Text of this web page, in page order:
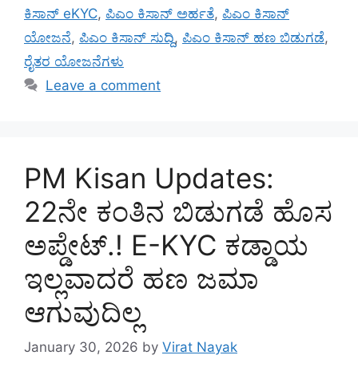
ಕಿಸಾನ್ eKYC, ಪಿಎಂ ಕಿಸಾನ್ ಅರ್ಹತೆ, ಪಿಎಂ ಕಿಸಾನ್
ಯೋಜನೆ, ಪಿಎಂ ಕಿಸಾನ್ ಸುದ್ದಿ, ಪಿಎಂ ಕಿಸಾನ್ ಹಣ ಬಿಡುಗಡೆ,
ರೈತರ ಯೋಜನೆಗಳು
Leave a comment
PM Kisan Updates:
22ನೇ ಕಂತಿನ ಬಿಡುಗಡೆ ಹೊಸ
ಅಪ್ಡೇಟ್.! E-KYC ಕಡ್ಡಾಯ
ಇಲ್ಲವಾದರೆ ಹಣ ಜಮಾ
ಆಗುವುದಿಲ್ಲ
January 30, 2026 by Virat Nayak